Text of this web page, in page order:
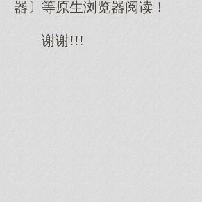
器〕等原生浏览器阅读！
谢谢!!!